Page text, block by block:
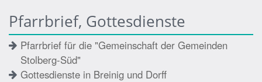
Pfarrbrief, Gottesdienste
Pfarrbrief für die "Gemeinschaft der Gemeinden
Stolberg-Süd"
Gottesdienste in Breinig und Dorff